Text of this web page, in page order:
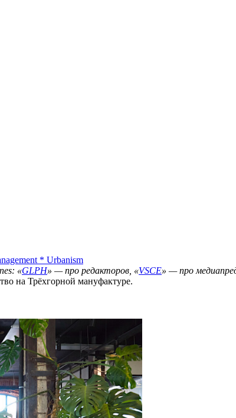
* Urbanism
«GLPH» — про редакторов, «VSCE» — про
на Трёхгорной мануфактуре.